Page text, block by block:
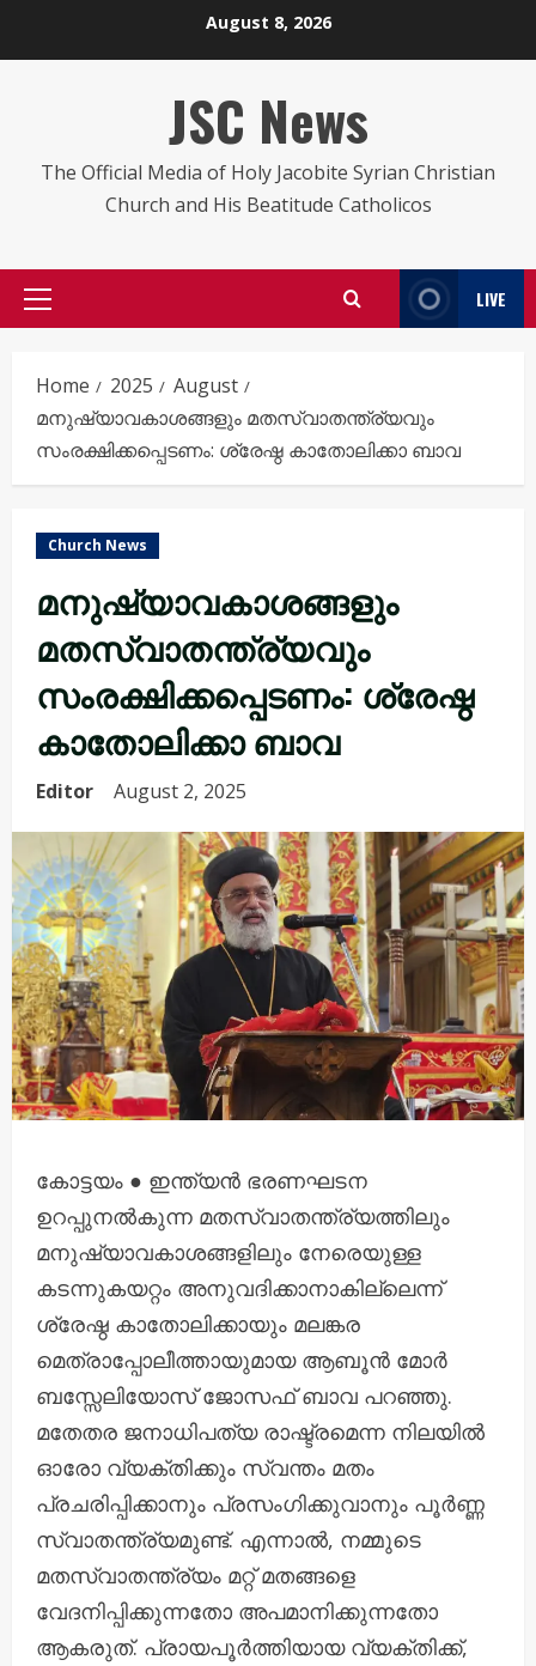
August 8, 2026
JSC News
The Official Media of Holy Jacobite Syrian Christian
Church and His Beatitude Catholicos
Primary
LIVE
Home 2025
August
മനുഷ്യാവകാശങ്ങളും മതസ്വാതന്ത്ര്യവും
സംരക്ഷിക്കപ്പെടണം: ശ്രേഷ്ഠ കാതോലിക്കാ ബാവ
Church News
മനുഷ്യാവകാശങ്ങളും
മതസ്വാതന്ത്ര്യവും
സംരക്ഷിക്കപ്പെടണം: ശ്രേഷ്ഠ
കാതോലിക്കാ ബാവ
Editor August 2, 2025
കോട്ടയം ● ഇന്ത്യൻ ഭരണഘടന
ഉറപ്പുനൽകുന്ന മതസ്വാതന്ത്ര്യത്തിലും
മനുഷ്യാവകാശങ്ങളിലും നേരെയുള്ള
കടന്നുകയറ്റം അനുവദിക്കാനാകില്ലെന്ന്
ശ്രേഷ്ഠ കാതോലിക്കായും മലങ്കര
മെത്രാപ്പോലീത്തായുമായ ആബൂൻ മോർ
ബസ്സേലിയോസ് ജോസഫ് ബാവ പറഞ്ഞു.
മതേതര ജനാധിപത്യ രാഷ്ട്രമെന്ന നിലയിൽ
ഓരോ വ്യക്തിക്കും സ്വന്തം മതം
പ്രചരിപ്പിക്കാനും പ്രസംഗിക്കുവാനും പൂർണ്ണ
സ്വാതന്ത്ര്യമുണ്ട്. എന്നാൽ, നമ്മുടെ
മതസ്വാതന്ത്ര്യം മറ്റ് മതങ്ങളെ
വേദനിപ്പിക്കുന്നതോ അപമാനിക്കുന്നതോ
ആകരുത്. പ്രായപൂർത്തിയായ വ്യക്തിക്ക്,